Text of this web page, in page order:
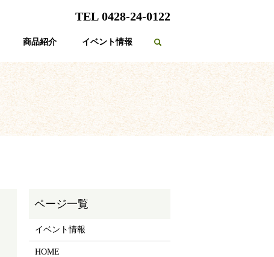
商品紹介 イベント情報 search
TEL 0428-24-0122
イベント情報
HOME